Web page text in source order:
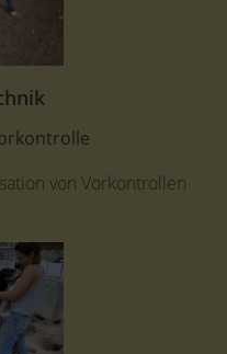
von Vorkontrollen